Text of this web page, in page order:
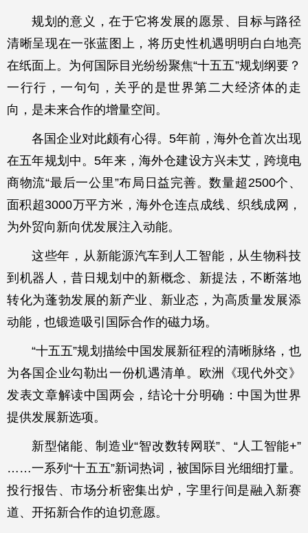
规划的意义，在于它将发展的愿景、目标与路径
清晰呈现在一张蓝图上，将历史性机遇明明白白地亮
在纸面上。为何国际目光纷纷聚焦“十五五”规划纲要？
一行行，一句句，关乎的是世界第二大经济体的走
向，是未来合作的增量空间。
各国企业对此颇有心得。5年前，海外仓首次出现
在五年规划中。5年来，海外仓建设方兴未艾，跨境电
商物流“最后一公里”布局日益完善。数量超2500个、
面积超3000万平方米，海外仓连点成线、织线成网，
为外贸向新向优发展注入动能。
这些年，从新能源汽车到人工智能，从生物科技
到机器人，昔日规划中的新概念、新提法，不断落地
转化为蓬勃发展的新产业、新业态，为高质量发展添
动能，也锻造吸引国际合作的磁力场。
“十五五”规划描绘中国发展新征程的清晰脉络，也
为各国企业勾勒出一份机遇清单。欧洲《现代外交》
发表文章解读中国两会，结论十分明确：中国为世界
提供发展新选项。
新型储能、制造业“智改数转网联”、“人工智能+”
……一系列“十五五”新词热词，被国际目光细细打量。
投行报告、市场分析密集出炉，字里行间是融入新赛
道、开拓新合作的迫切意愿。